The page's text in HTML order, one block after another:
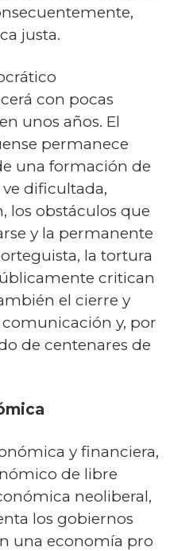
justa.
con pocas
unos años. El
permanece
una formación de
dificultada,
los obstáculos que
y la permanente
la tortura
critican
el cierre y
y, por
de centenares de
y financiera,
de libre
neoliberal,
los gobiernos
una economía pro